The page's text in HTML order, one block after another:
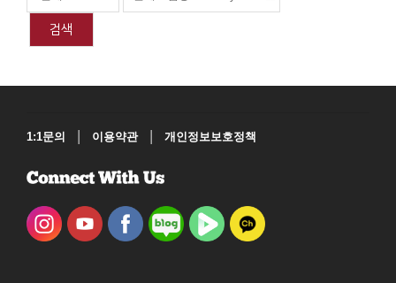
검색
1:1문의 | 이용약관 | 개인정보보호정책